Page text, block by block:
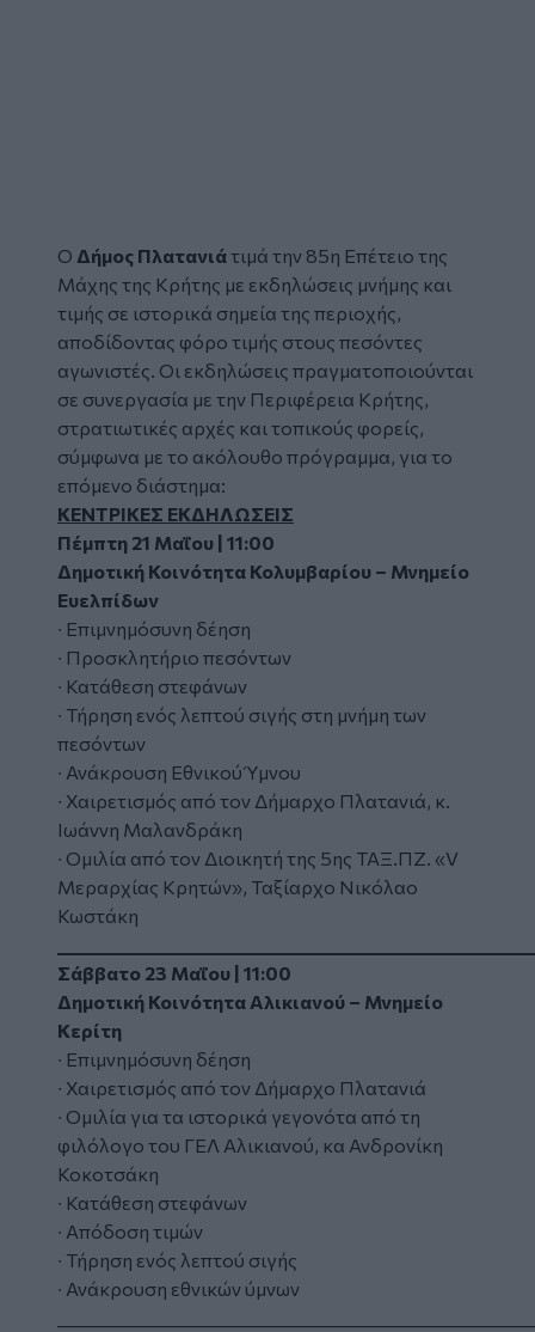
Ο Δήμος Πλατανιάτιμά την 85η Επέτειο της
Μάχης της Κρήτης με εκδηλώσεις μνήμης και
τιμής σε ιστορικά σημεία της περιοχής,
αποδίδοντας φόρο τιμής στους πεσόντες
αγωνιστές. Οι εκδηλώσεις πραγματοποιούνται
σε συνεργασία με την Περιφέρεια Κρήτης,
στρατιωτικές αρχές και τοπικούς φορείς,
σύμφωνα με το ακόλουθο πρόγραμμα, για το
επόμενο διάστημα:
ΚΕΝΤΡΙΚΕΣ ΕΚΔΗΛΩΣΕΙΣ
Πέμπτη 21 Μαΐου | 11:00
Δημοτική Κοινότητα Κολυμβαρίου – Μνημείο
Ευελπίδων
∙ Επιμνημόσυνη δέηση
∙ Προσκλητήριο πεσόντων
∙ Κατάθεση στεφάνων
∙ Τήρηση ενός λεπτού σιγής στη μνήμη των
πεσόντων
∙ Ανάκρουση Εθνικού Ύμνου
∙ Χαιρετισμός από τον Δήμαρχο Πλατανιά, κ.
Ιωάννη Μαλανδράκη
∙ Ομιλία από τον Διοικητή της 5ης ΤΑΞ.ΠΖ. «V
Μεραρχίας Κρητών», Ταξίαρχο Νικόλαο
Κωστάκη
Σάββατο 23 Μαΐου | 11:00
Δημοτική Κοινότητα Αλικιανού – Μνημείο
Κερίτη
∙ Επιμνημόσυνη δέηση
∙ Χαιρετισμός από τον Δήμαρχο Πλατανιά
∙ Ομιλία για τα ιστορικά γεγονότα από τη
φιλόλογο του ΓΕΛ Αλικιανού, κα Ανδρονίκη
Κοκοτσάκη
∙ Κατάθεση στεφάνων
∙ Απόδοση τιμών
∙ Τήρηση ενός λεπτού σιγής
∙ Ανάκρουση εθνικών ύμνων